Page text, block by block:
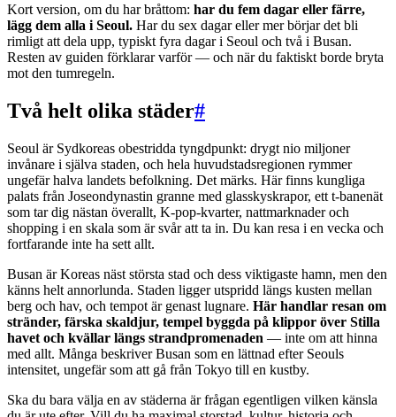
Kort version, om du har bråttom: har du fem dagar eller färre,
lägg dem alla i Seoul. Har du sex dagar eller mer börjar det bli
rimligt att dela upp, typiskt fyra dagar i Seoul och två i Busan.
Resten av guiden förklarar varför — och när du faktiskt borde bryta
mot den tumregeln.
Två helt olika städer#
Seoul är Sydkoreas obestridda tyngdpunkt: drygt nio miljoner
invånare i själva staden, och hela huvudstadsregionen rymmer
ungefär halva landets befolkning. Det märks. Här finns kungliga
palats från Joseondynastin granne med glasskyskrapor, ett t-banenät
som tar dig nästan överallt, K-pop-kvarter, nattmarknader och
shopping i en skala som är svår att ta in. Du kan resa i en vecka och
fortfarande inte ha sett allt.
Busan är Koreas näst största stad och dess viktigaste hamn, men den
känns helt annorlunda. Staden ligger utspridd längs kusten mellan
berg och hav, och tempot är genast lugnare. Här handlar resan om
stränder, färska skaldjur, tempel byggda på klippor över Stilla
havet och kvällar längs strandpromenaden — inte om att hinna
med allt. Många beskriver Busan som en lättnad efter Seouls
intensitet, ungefär som att gå från Tokyo till en kustby.
Ska du bara välja en av städerna är frågan egentligen vilken känsla